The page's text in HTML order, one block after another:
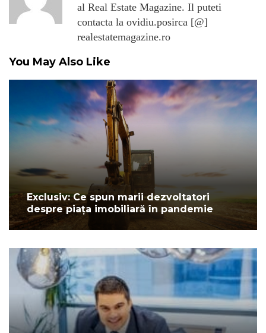
al Real Estate Magazine. Il puteti
contacta la ovidiu.posirca [@]
realestatemagazine.ro
You May Also Like
Exclusiv: Ce spun marii dezvoltatori
despre piața imobiliară în pandemie